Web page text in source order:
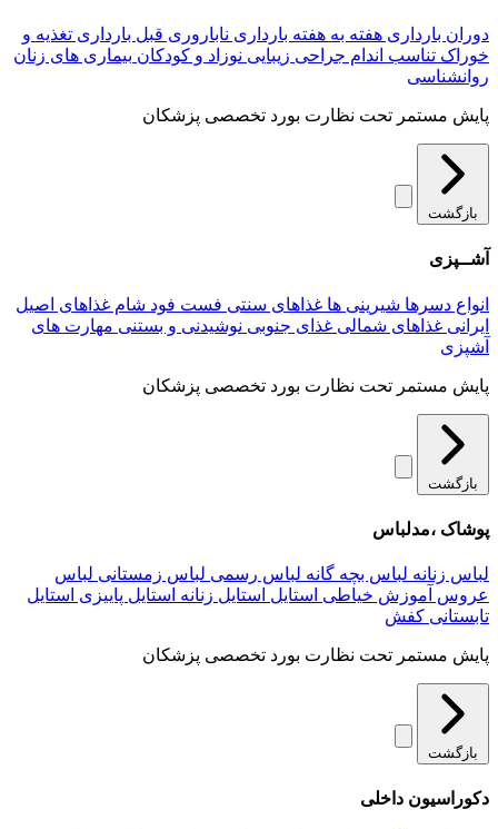
دوران بارداری هفته به هفته بارداری ناباروری قبل بارداری تغذیه و
خوراک تناسب اندام جراحی زیبایی نوزاد و کودکان بیماری های زنان
روانشناسی
پایش مستمر تحت نظارت بورد تخصصی پزشکان
بازگشت
آشــپزی
انواع دسرها شیرینی ها غذاهای سنتی فست فود شام غذاهای اصیل
ایرانی غذاهای شمالی غذای جنوبی نوشیدنی و بستنی مهارت های
آشپزی
پایش مستمر تحت نظارت بورد تخصصی پزشکان
بازگشت
پوشاک ،مدلباس
لباس زنانه لباس بچه گانه لباس رسمی لباس زمستانی لباس
عروس آموزش خیاطی استایل استایل زنانه استایل پاییزی استایل
تابستانی کفش
پایش مستمر تحت نظارت بورد تخصصی پزشکان
بازگشت
دکوراسیون داخلی